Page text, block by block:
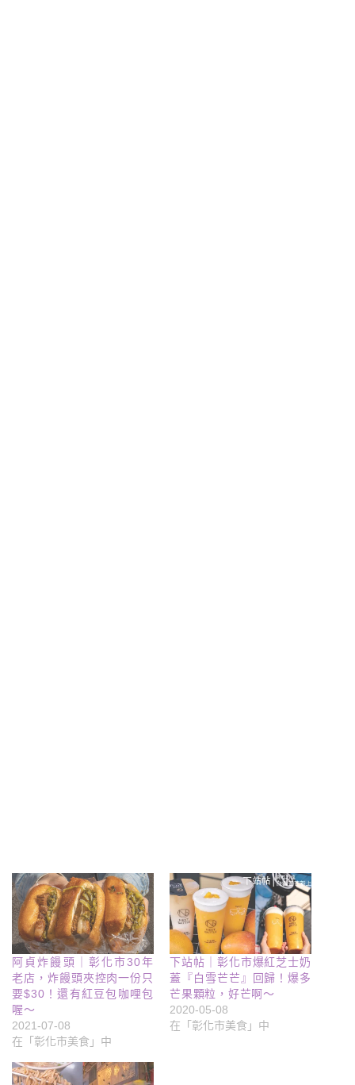
阿貞炸饅頭｜彰化市30年
老店，炸饅頭夾控肉一份只
要$30！還有紅豆包咖哩包
喔～
2021-07-08
在「彰化市美食」中
下站帖｜彰化市爆紅芝士奶
蓋『白雪芒芒』回歸！爆多
芒果顆粒，好芒啊～
2020-05-08
在「彰化市美食」中